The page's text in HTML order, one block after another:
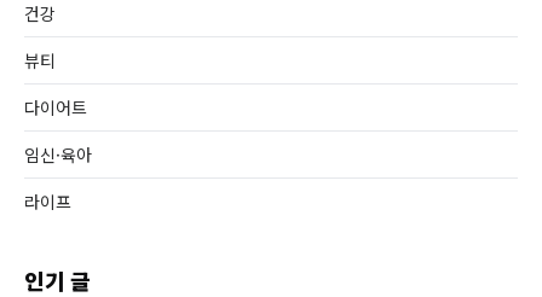
건강
뷰티
다이어트
임신·육아
라이프
인기 글